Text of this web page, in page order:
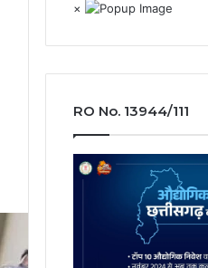
×
RO No. 13944/111